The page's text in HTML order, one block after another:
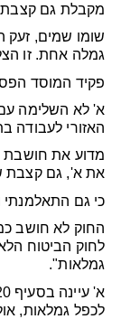
מקבלת גם קצבת
שומו שמים, זעק
גמלה אחת. זו
פקיד המוסד
א' לא השלימה
האזורי לעבודה
מדוע את חושבת
את א', גם קצבת
כי גם
לחוק הביטוח
גמלאות".
לכפל גמלאות,